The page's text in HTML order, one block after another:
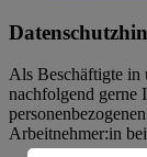
Als Beschäftigte in
nachfolgend gerne
Arbeitnehmer:in